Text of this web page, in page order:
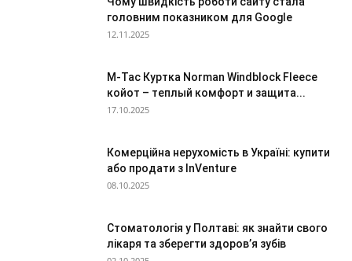
головним показником для Google
12.11.2025
M-Tac Куртка Norman Windblock Fleece
койот – теплый комфорт и защита...
17.10.2025
Комерційна нерухомість в Україні: купити
або продати з InVenture
08.10.2025
Стоматологія у Полтаві: як знайти свого
лікаря та зберегти здоров’я зубів